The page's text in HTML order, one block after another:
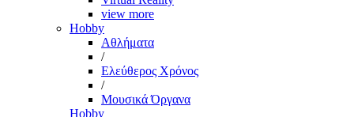
view more
Hobby
Αθλήματα
/
Ελεύθερος Χρόνος
/
Μουσικά Όργανα
Hobby